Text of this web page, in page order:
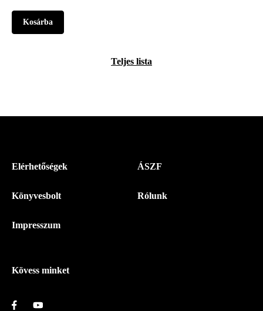
Teljes lista
Menü
Magyar
-
Elérhetőségek
Könyvesbolt
Impresszum
ÁSZF
Rólunk
Kövess minket